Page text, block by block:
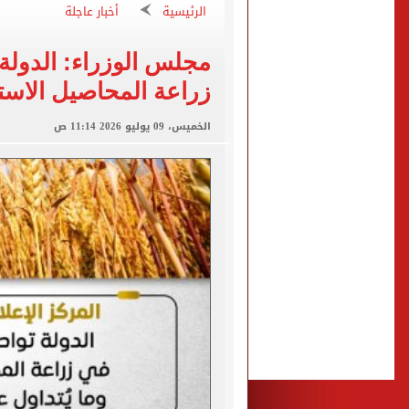
تقارير: انتقال محمد صلاح
تحويلات مرورية
الأهلي يختتم مرانه
تنسيق المرحلة الثانية..
الرئيسية أخبار عاجلة
مجلس الوزراء:
زراعة المحاصيل
الخميس، 09 يوليو 2026 11:14 ص